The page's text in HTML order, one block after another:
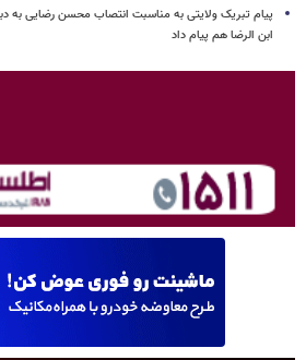
پیام تبریک ولایتی به مناسبت انتصاب محسن رضایی به
ابن الرضا هم پیام داد